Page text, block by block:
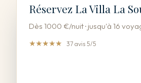
Réservez La Villa La
Dès 1000 €/nuit · jusqu'à 16
★★★★★
37 avis 5/5